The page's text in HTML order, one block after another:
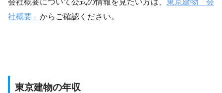
会社概要について公式の情報を見たい方は、
東京建物「会
社概要」 からご確認ください。
東京建物の年収